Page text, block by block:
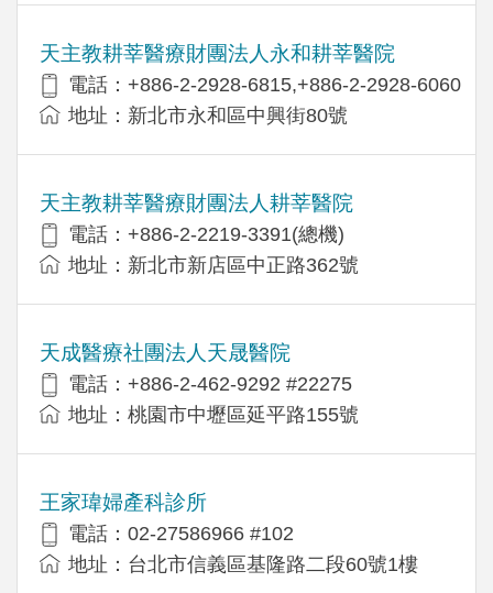
天主教耕莘醫療財團法人永和耕莘醫院
電話：+886-2-2928-6815,+886-2-2928-6060
地址：新北市永和區中興街80號
天主教耕莘醫療財團法人耕莘醫院
電話：+886-2-2219-3391(總機)
地址：新北市新店區中正路362號
天成醫療社團法人天晟醫院
電話：+886-2-462-9292 #22275
地址：桃園市中壢區延平路155號
王家瑋婦產科診所
電話：02-27586966 #102
地址：台北市信義區基隆路二段60號1樓